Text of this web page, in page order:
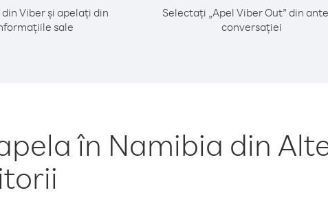
Viber și apelați din
sale
Selectați „Apel Viber Out” din
conversației
în Namibia din